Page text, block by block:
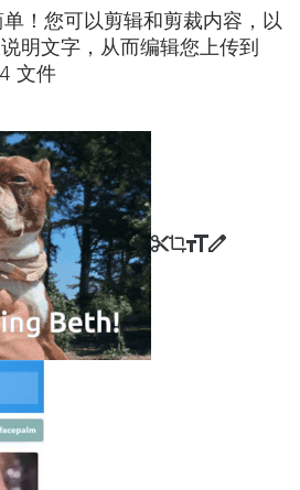
！您可以剪辑和剪裁内容，以
明文字，从而编辑您上传到
文件